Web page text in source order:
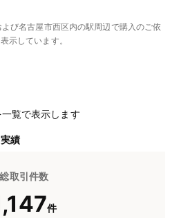
び名古屋市西区内の駅周辺で購入のご依
示しています。
覧で表示します
績
総取引件数
件